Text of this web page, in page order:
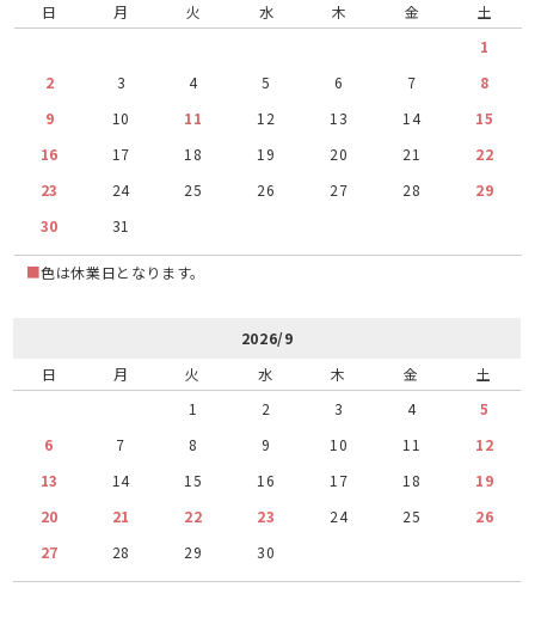
日
月 火 水 木 金
土
1
2
3 4 5 6 7
8
9
10 11 12 13 14
15
16
17 18 19 20 21
22
23
24 25 26 27 28
29
30
31
■色は休業日となります。
2026/9
日
月 火 水 木 金
土
1
2 3 4
5
6
7 8 9 10 11
12
13
14 15 16 17 18
19
20
21 22 23 24 25
26
27
28 29 30